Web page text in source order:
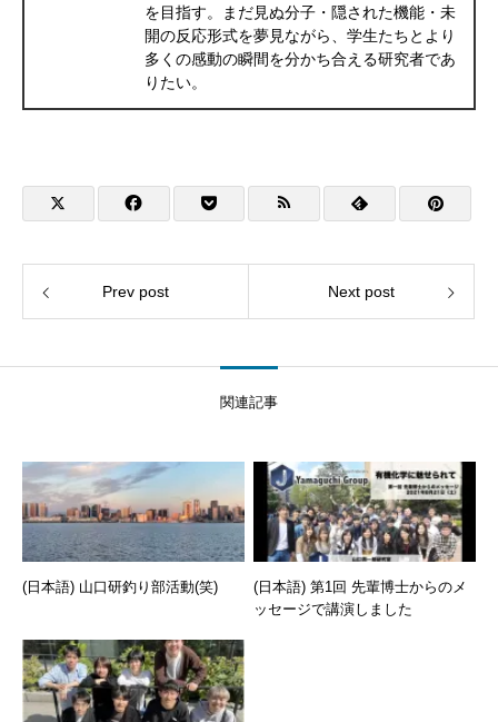
を目指す。まだ見ぬ分子・隠された機能・未
開の反応形式を夢見ながら、学生たちとより
多くの感動の瞬間を分かち合える研究者であ
りたい。
Prev post Next post
関連記事
(日本語) 山口研釣り部活動(笑)
(日本語) 第1回 先輩博士からのメ
ッセージで講演しました